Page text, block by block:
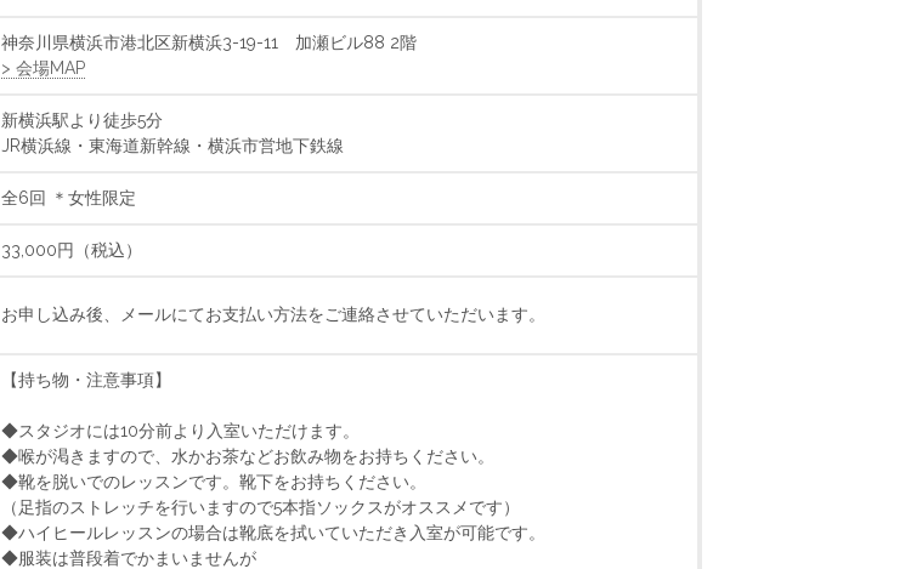
神奈川県横浜市港北区新横浜3-19-11 加瀬ビル88 2階
> 会場MAP
新横浜駅より徒歩5分
JR横浜線・東海道新幹線・横浜市営地下鉄線
全6回 ＊女性限定
33,000円（税込）
お申し込み後、メールにてお支払い方法をご連絡させていただいます。
【持ち物・注意事項】
◆スタジオには10分前より入室いただけます。
◆喉が渇きますので、水かお茶などお飲み物をお持ちください。
◆靴を脱いでのレッスンです。靴下をお持ちください。
（足指のストレッチを行いますので5本指ソックスがオススメです）
◆ハイヒールレッスンの場合は靴底を拭いていただき入室が可能です。
◆服装は普段着でかまいませんが